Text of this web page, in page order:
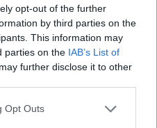
opt-out of the further
by third parties on the
This information may
parties on the IAB’s List of
further disclose it to other
uses one or more Google
Opt Outs